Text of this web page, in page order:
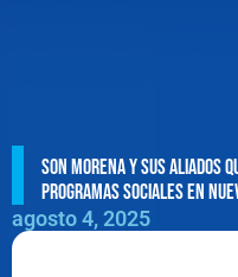
Son Morena y sus aliados
programas sociales en
agosto 4, 2025